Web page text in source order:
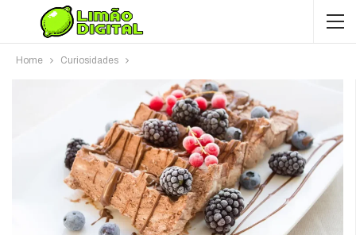
Home Curiosidades